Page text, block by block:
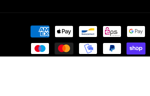
Zahlungsmethoden